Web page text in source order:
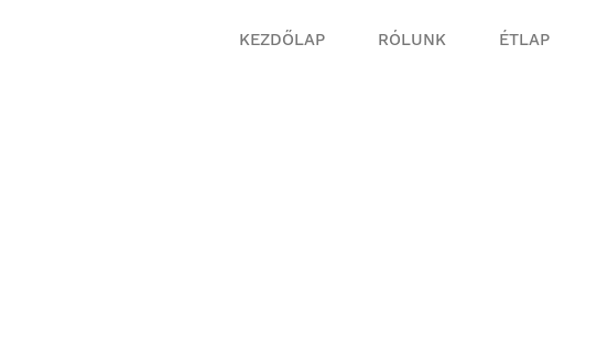
KEZDŐLAP RÓLUNK ÉTLAP